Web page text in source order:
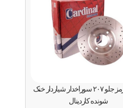
دیسک ترمز جلو ۲۰۷ سوراخدار شیاردار خنک
شونده کاردینال